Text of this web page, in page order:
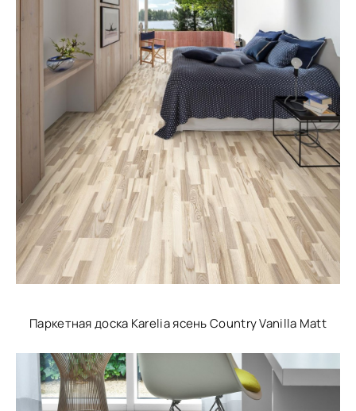
Паркетная доска Karelia ясень Country Vanilla Matt